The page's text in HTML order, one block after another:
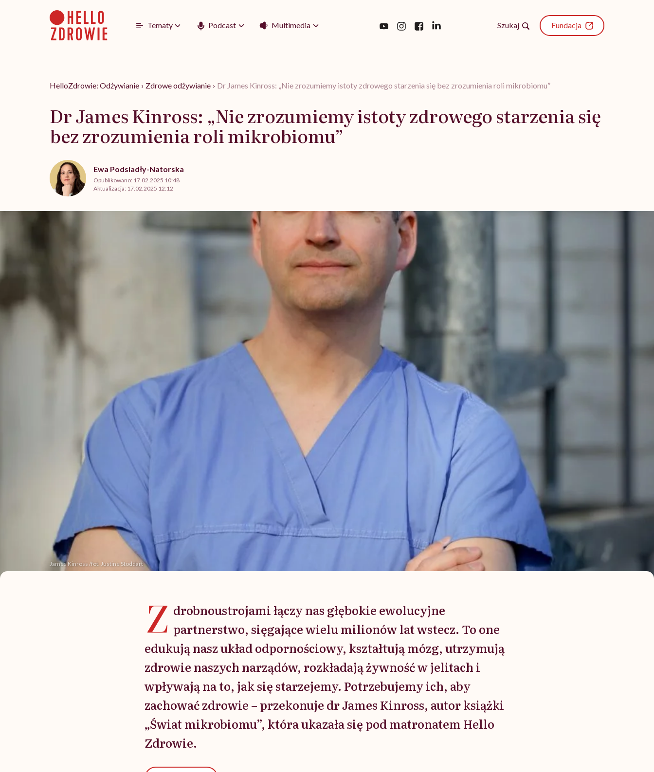
Tematy Podcast Multimedia Szukaj Fundacja
HelloZdrowie: Odżywianie › Zdrowe odżywianie › Dr James Kinross: „Nie zrozumiemy istoty zdrowego starzenia się bez zrozumienia roli mikrobiomu”
Dr James Kinross: „Nie zrozumiemy istoty zdrowego starzenia się
bez zrozumienia roli mikrobiomu”
Ewa Podsiadły-Natorska
Opublikowano: 17.02.2025 10:48
Aktualizacja: 17.02.2025 12:12
James Kinross /fot. Justine Stoddart
Z drobnoustrojami łączy nas głębokie ewolucyjne
partnerstwo, sięgające wielu milionów lat wstecz. To one
edukują nasz układ odpornościowy, kształtują mózg, utrzymują
zdrowie naszych narządów, rozkładają żywność w jelitach i
wpływają na to, jak się starzejemy. Potrzebujemy ich, aby
zachować zdrowie – przekonuje dr James Kinross, autor książki
„Świat mikrobiomu”, która ukazała się pod matronatem Hello
Zdrowie.